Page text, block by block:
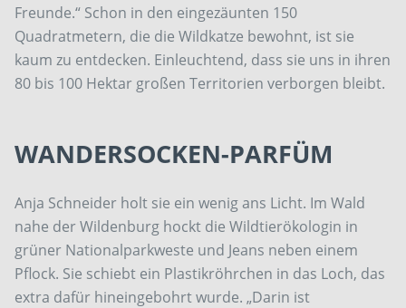
Freunde.“ Schon in den eingezäunten 150
Quadratmetern, die die Wildkatze bewohnt, ist sie
kaum zu entdecken. Einleuchtend, dass sie uns in ihren
80 bis 100 Hektar großen Territorien verborgen bleibt.
WANDERSOCKEN-PARFÜM
Anja Schneider holt sie ein wenig ans Licht. Im Wald
nahe der Wildenburg hockt die Wildtierökologin in
grüner Nationalparkweste und Jeans neben einem
Pflock. Sie schiebt ein Plastikröhrchen in das Loch, das
extra dafür hineingebohrt wurde. „Darin ist